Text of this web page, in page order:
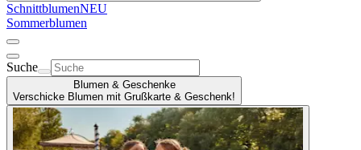
SchnittblumenNEU
Sommerblumen
Suche
Blumen & Geschenke
Verschicke Blumen mit Grußkarte & Geschenk!